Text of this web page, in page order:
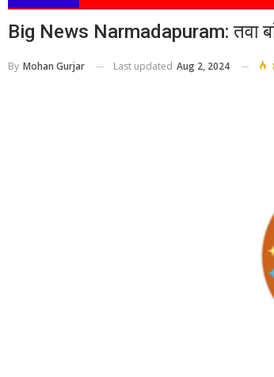
Big News Narmadapuram: तवा
By Mohan Gurjar Last updated Aug 2, 2024